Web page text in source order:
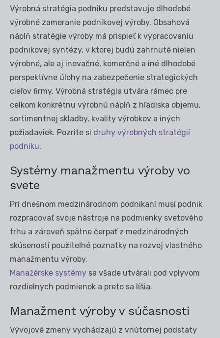
Výrobná stratégia podniku predstavuje dlhodobé
výrobné zameranie podnikovej výroby. Obsahová
náplň stratégie výroby má prispieť k vypracovaniu
podnikovej syntézy, v ktorej budú zahrnuté nielen
výrobné, ale aj inovačné, komerčné a iné dlhodobé
perspektívne úlohy na zabezpečenie strategických
cieľov firmy. Výrobná stratégia utvára rámec pre
celkom konkrétnu výrobnú náplň z hľadiska objemu,
sortimentnej skladby, kvality výrobkov a iných
požiadaviek. Pozrite si druhy výrobných stratégií
podniku.
Systémy manažmentu výroby vo
svete
Pri dnešnom medzinárodnom podnikaní musí podnik
rozpracovať svoje nástroje na podmienky svetového
trhu a zároveň spätne čerpať z medzinárodných
skúseností použiteľné poznatky na rozvoj vlastného
manažmentu výroby.
Manažérske systémy sa všade utvárali pod vplyvom
rozdielnych podmienok a preto sa líšia.
Manažment výroby v súčasnosti
Vývojové zmeny vychádzajú z vnútornej podstaty